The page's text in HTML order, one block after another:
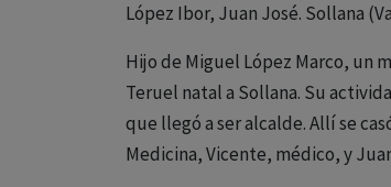
López Ibor, Juan José. Sollana
Hijo de Miguel López Marco, un
Teruel natal a Sollana. Su
que llegó a ser alcalde. Allí se
Medicina, Vicente, médico, y